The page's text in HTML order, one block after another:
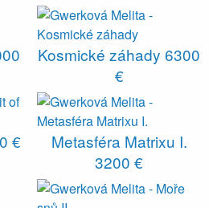
Kosmické záhady 6300
€
€
Metasféra Matrixu I.
3200 €